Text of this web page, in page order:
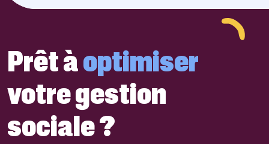
Prêt àoptimiser
votre gestion
sociale ?